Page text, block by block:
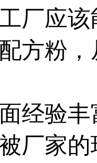
厂应
方粉
经验
厂家